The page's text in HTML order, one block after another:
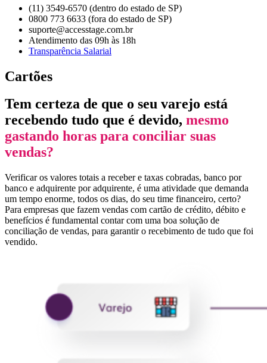
(11) 3549-6570 (dentro do estado de SP)
0800 773 6633 (fora do estado de SP)
suporte@accesstage.com.br
Atendimento das 09h às 18h
Transparência Salarial
Cartões
Tem certeza de que o seu varejo está
recebendo tudo que é devido, mesmo
gastando horas para conciliar suas
vendas?
Verificar os valores totais a receber e taxas cobradas, banco por
banco e adquirente por adquirente, é uma atividade que demanda
um tempo enorme, todos os dias, do seu time financeiro, certo?
Para empresas que fazem vendas com cartão de crédito, débito e
benefícios é fundamental contar com uma boa solução de
conciliação de vendas, para garantir o recebimento de tudo que foi
vendido.